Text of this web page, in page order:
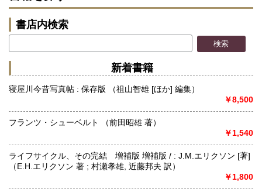
書店内検索
新着書籍
寝屋川今昔写真帖 : 保存版 （祖山智雄 [ほか] 編集）
￥8,500
フランツ・シューベルト （前田昭雄 著）
￥1,540
ライフサイクル、その完結 増補版 増補版 / : J.M.エリクソン [著]
（E.H.エリクソン 著 ; 村瀬孝雄, 近藤邦夫 訳）
￥1,800